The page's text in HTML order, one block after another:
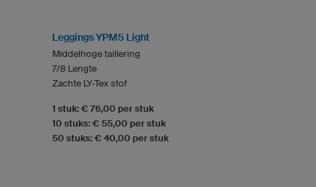
Leggings YPM5 Light
Middelhoge taillering
7/8 Lengte
Zachte LY-Tex stof
1 stuk: € 76,00 per stuk
10 stuks: € 55,00 per stuk
50 stuks: € 40,00 per stuk